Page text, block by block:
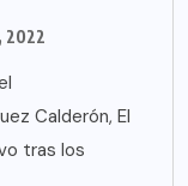
2022
Calderón, El
tras los